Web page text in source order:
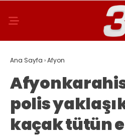
Ana Sayfa ›Afyon
polis
kaçak tütün